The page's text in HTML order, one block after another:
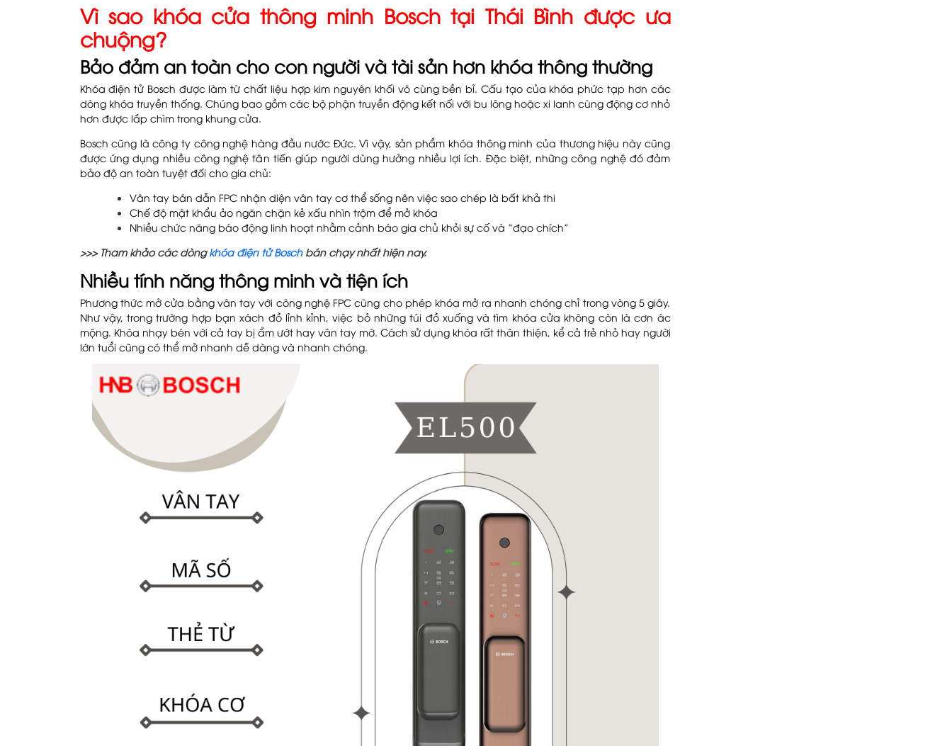
Vì sao khóa cửa thông minh Bosch tại Thái Bình được ưa
chuộng?
Bảo đảm an toàn cho con người và tài sản hơn khóa thông thường
Khóa điện tử Bosch được làm từ chất liệu hợp kim nguyên khối vô cùng bền bỉ. Cấu tạo của khóa phức tạp hơn các
dòng khóa truyền thống. Chúng bao gồm các bộ phận truyền động kết nối với bu lông hoặc xi lanh cùng động cơ nhỏ
hơn được lắp chìm trong khung cửa.
Bosch cũng là công ty công nghệ hàng đầu nước Đức. Vì vậy, sản phẩm khóa thông minh của thương hiệu này cũng
được ứng dụng nhiều công nghệ tân tiến giúp người dùng hưởng nhiều lợi ích. Đặc biệt, những công nghệ đó đảm
bảo độ an toàn tuyệt đối cho gia chủ:
Vân tay bán dẫn FPC nhận diện vân tay cơ thể sống nên việc sao chép là bất khả thi
Chế độ mật khẩu ảo ngăn chặn kẻ xấu nhìn trộm để mở khóa
Nhiều chức năng báo động linh hoạt nhằm cảnh báo gia chủ khỏi sự cố và “đạo chích”
>>> Tham khảo các dòngkhóa điện tử Boschbán chạy nhất hiện nay.
Nhiều tính năng thông minh và tiện ích
Phương thức mở cửa bằng vân tay với công nghệ FPC cũng cho phép khóa mở ra nhanh chóng chỉ trong vòng 5 giây.
Như vậy, trong trường hợp bạn xách đồ lỉnh kỉnh, việc bỏ những túi đồ xuống và tìm khóa cửa không còn là cơn ác
mộng. Khóa nhạy bén với cả tay bị ẩm ướt hay vân tay mờ. Cách sử dụng khóa rất thân thiện, kể cả trẻ nhỏ hay người
lớn tuổi cũng có thể mở nhanh dễ dàng và nhanh chóng.